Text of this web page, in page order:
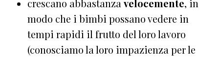
crescano abbastanza velocemente, in
modo che i bimbi possano vedere in
tempi rapidi il frutto del loro lavoro
(conosciamo la loro impazienza per le